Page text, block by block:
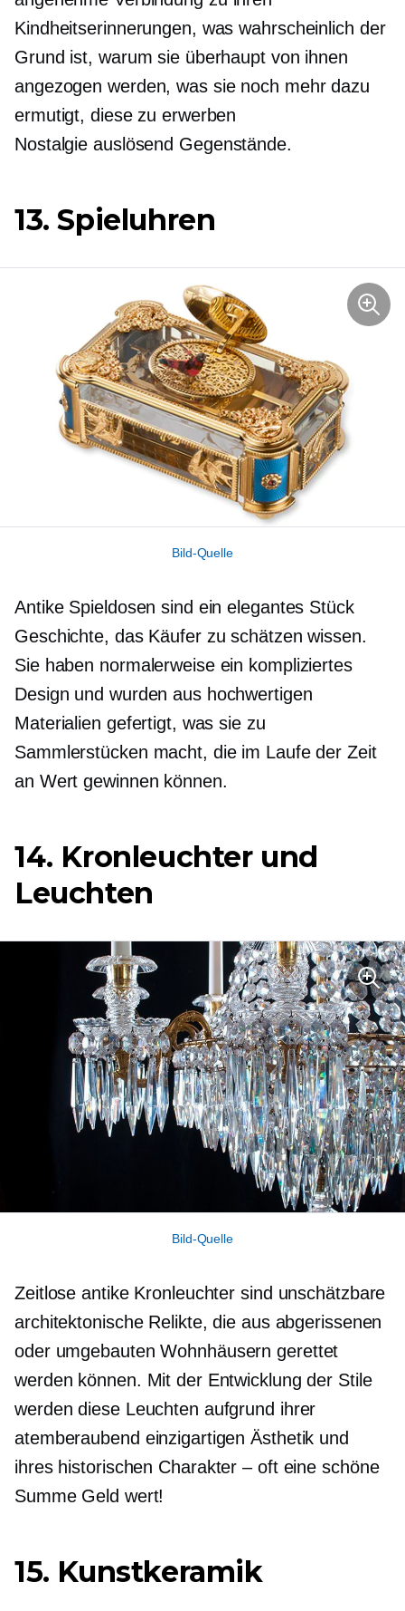
Kindheitserinnerungen, was wahrscheinlich der
Grund ist, warum sie überhaupt von ihnen
angezogen werden, was sie noch mehr dazu
ermutigt, diese zu erwerben
Nostalgie auslösend Gegenstände.
13. Spieluhren
Bild-Quelle
Antike Spieldosen sind ein elegantes Stück
Geschichte, das Käufer zu schätzen wissen.
Sie haben normalerweise ein kompliziertes
Design und wurden aus hochwertigen
Materialien gefertigt, was sie zu
Sammlerstücken macht, die im Laufe der Zeit
an Wert gewinnen können.
14. Kronleuchter und
Leuchten
Bild-Quelle
Zeitlose antike Kronleuchter sind unschätzbare
architektonische Relikte, die aus abgerissenen
oder umgebauten Wohnhäusern gerettet
werden können. Mit der Entwicklung der Stile
werden diese Leuchten aufgrund ihrer
atemberaubend einzigartigen Ästhetik und
ihres historischen Charakter – ofteine schöne
Summe Geld wert!
15. Kunstkeramik